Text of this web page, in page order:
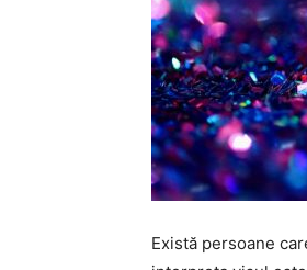
Există persoane